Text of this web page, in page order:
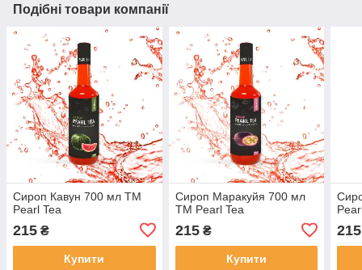
Подібні товари компанії
Сироп Кавун 700 мл ТМ
Pearl Tea
215 ₴
Купити
Сироп Маракуйя 700 мл
ТМ Pearl Tea
215₴
Купити
215